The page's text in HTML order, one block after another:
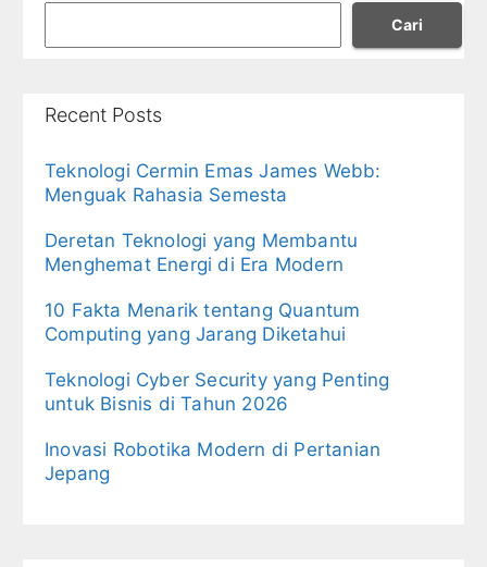
Cari
Recent Posts
Teknologi Cermin Emas James Webb:
Menguak Rahasia Semesta
Deretan Teknologi yang Membantu
Menghemat Energi di Era Modern
10 Fakta Menarik tentang Quantum
Computing yang Jarang Diketahui
Teknologi Cyber Security yang Penting
untuk Bisnis di Tahun 2026
Inovasi Robotika Modern di Pertanian
Jepang